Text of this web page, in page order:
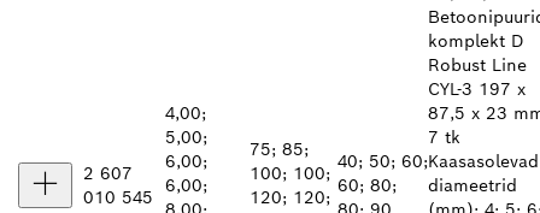
2 607
010 545
4,00;
5,00;
6,00;
6,00;
75; 85;
100; 100;
120; 120;
40; 50; 60;
60; 80;
komplekt D
Robust Line
CYL-3 197 x
87,5 x 23
7 tk
Kaasasolevad
diameetrid